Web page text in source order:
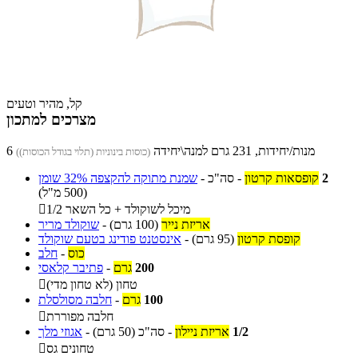
קל, מהיר וטעים
מצרכים למתכון
6 מנות/יחידות, 231 גרם למנה\יחידה (כוסות בינוניות (תלוי בגודל הכוסות))
שמנת מתוקה להקצפה 32% שומן - 2 קופסאות קרטון - סה"כ
(500 מ"ל)

1/2 מיכל לשוקולד + כל השאר
שוקולד מריר - אריזת נייר (100 גרם)
אינסטנט פודינג בטעם שוקולד - קופסת קרטון (95 גרם)
חלב - כוס
פתיבר קלאסי - 200 גרם
טחון (לא טחון מדי)
חלבה מסולסלת - 100 גרם
חלבה מפוררת
אגוזי מלך - 1/2 אריזת ניילון - סה"כ (50 גרם)
טחונים גס